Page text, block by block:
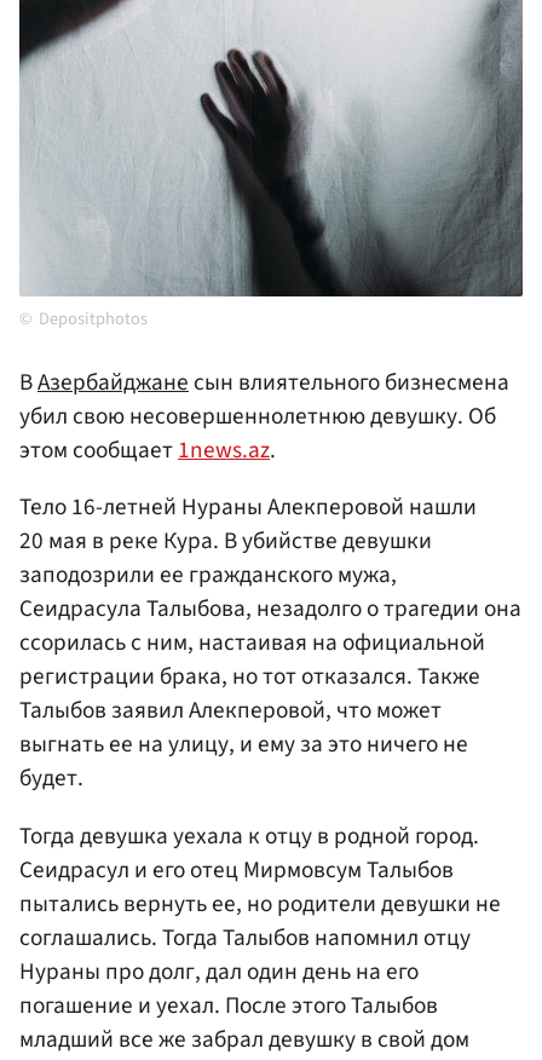
Depositphotos
ВАзербайджанесын влиятельного бизнесмена
убил свою несовершеннолетнюю девушку. Об
этом сообщает1news.az.
Тело 16-летней Нураны Алекперовой нашли
20 мая в реке Кура. В убийстве девушки
заподозрили ее гражданского мужа,
Сеидрасула Талыбова, незадолго о трагедии она
ссорилась с ним, настаивая на официальной
регистрации брака, но тот отказался. Также
Талыбов заявил Алекперовой, что может
выгнать ее на улицу, и ему за это ничего не
будет.
Тогда девушка уехала к отцу в родной город.
Сеидрасул и его отец Мирмовсум Талыбов
пытались вернуть ее, но родители девушки не
соглашались. Тогда Талыбов напомнил отцу
Нураны про долг, дал один день на его
погашение и уехал. После этого Талыбов
младший все же забрал девушку в свой дом